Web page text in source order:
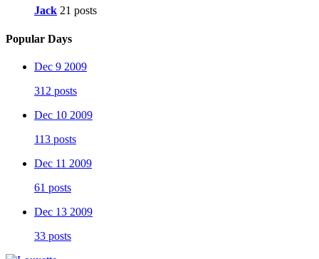
Jack 21 posts
Popular Days
Dec 9 2009
312 posts
Dec 10 2009
113 posts
Dec 11 2009
61 posts
Dec 13 2009
33 posts